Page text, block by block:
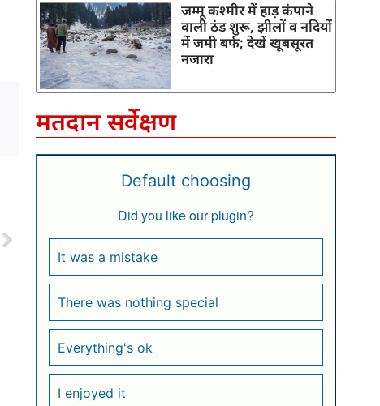
जम्मू कश्मीर में हाड़ कंपाने
वाली ठंड शुरू, झीलों व नदियों
में जमी बर्फ; देखें खूबसूरत
नजारा
मतदान सर्वेक्षण
Default choosing
Did you like our plugin?
It was a mistake
There was nothing special
Everything's ok
I enjoyed it